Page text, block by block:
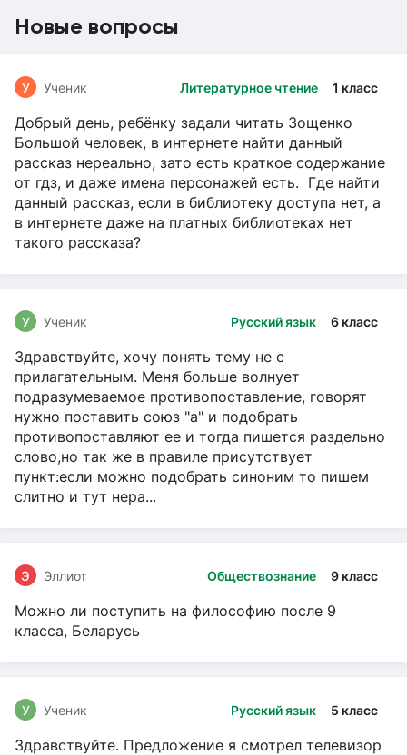
Новые вопросы
Литературное чтение 1 класс
У Ученик
Добрый день, ребёнку задали читать Зощенко
Большой человек, в интернете найти данный
рассказ нереально, зато есть краткое содержание
от гдз, и даже имена персонажей есть. Где найти
данный рассказ, если в библиотеку доступа нет, а
в интернете даже на платных библиотеках нет
такого рассказа?
Русский язык 6 класс
У Ученик
Здравствуйте, хочу понять тему не с
прилагательным. Меня больше волнует
подразумеваемое противопоставление, говорят
нужно поставить союз "а" и подобрать
противопоставляют ее и тогда пишется раздельно
слово,но так же в правиле присутствует
пункт:если можно подобрать синоним то пишем
слитно и тут нера...
Обществознание 9 класс
Э Эллиот
Можно ли поступить на философию после 9
класса, Беларусь
Русский язык 5 класс
У Ученик
Здравствуйте. Предложение я смотрел телевизор